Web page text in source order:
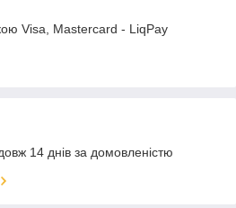
Visa, Mastercard - LiqPay
14 днів за домовленістю